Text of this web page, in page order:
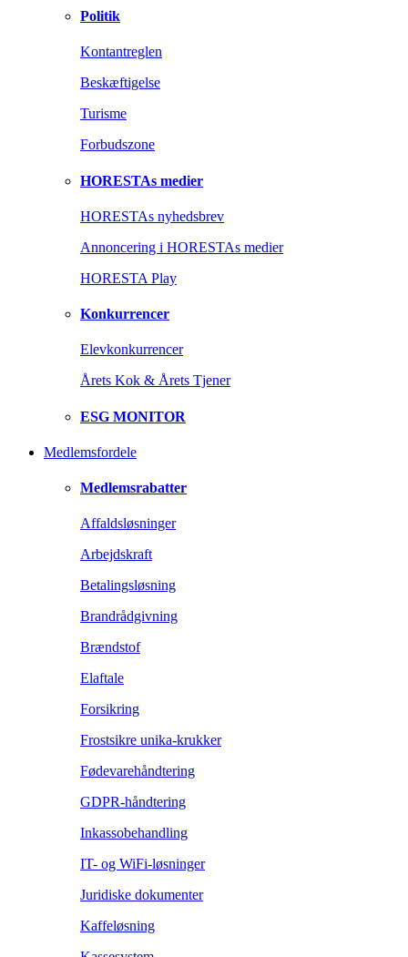
Politik
Kontantreglen
Beskæftigelse
Turisme
Forbudszone
HORESTAs medier
HORESTAs nyhedsbrev
Annoncering i HORESTAs medier
HORESTA Play
Konkurrencer
Elevkonkurrencer
Årets Kok & Årets Tjener
ESG MONITOR
Medlemsfordele
Medlemsrabatter
Affaldsløsninger
Arbejdskraft
Betalingsløsning
Brandrådgivning
Brændstof
Elaftale
Forsikring
Frostsikre unika-krukker
Fødevarehåndtering
GDPR-håndtering
Inkassobehandling
IT- og WiFi-løsninger
Juridiske dokumenter
Kaffeløsning